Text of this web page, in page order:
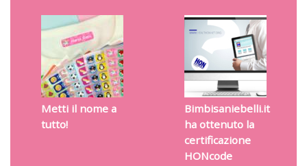
Metti il nome a
tutto!
Bimbisaniebelli.it
ha ottenuto la
certificazione
HONcode